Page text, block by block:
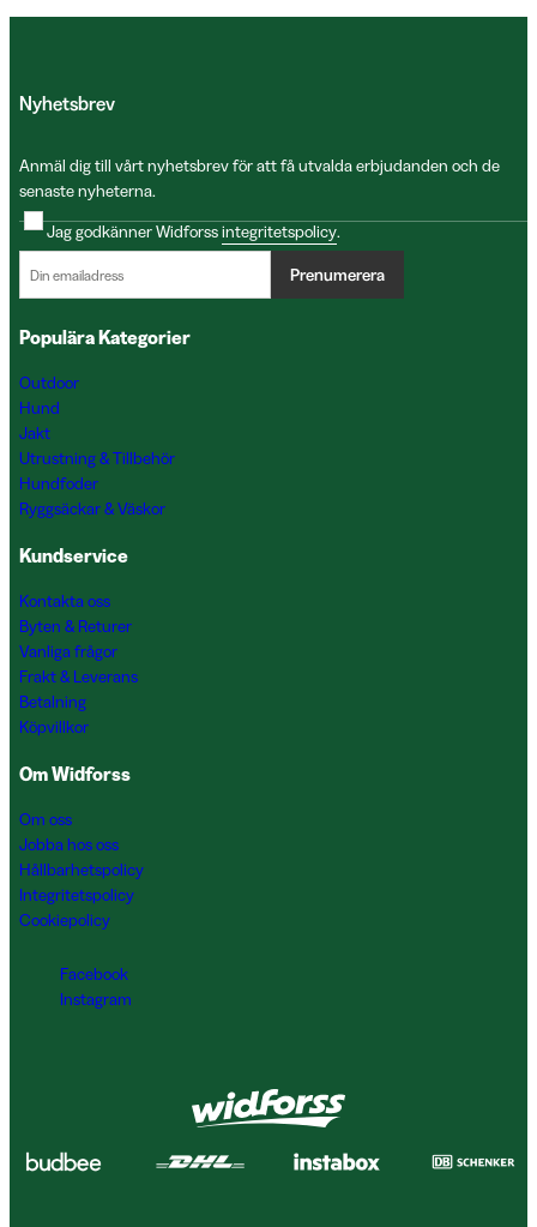
Nyhetsbrev
Anmäl dig till vårt nyhetsbrev för att få utvalda erbjudanden och de
senaste nyheterna.
Jag godkänner Widforssintegritetspolicy.
Prenumerera
Populära Kategorier
Outdoor
Hund
Jakt
Utrustning & Tillbehör
Hundfoder
Ryggsäckar & Väskor
Kundservice
Kontakta oss
Byten & Returer
Vanliga frågor
Frakt & Leverans
Betalning
Köpvillkor
Om Widforss
Om oss
Jobba hos oss
Hållbarhetspolicy
Integritetspolicy
Cookiepolicy
Facebook
Instagram